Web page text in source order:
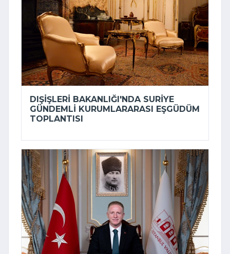
DIŞIŞLERI BAKANLIĞI'NDA SURIYE
GÜNDEMLI KURUMLARARASI EŞGÜDÜM
TOPLANTISI